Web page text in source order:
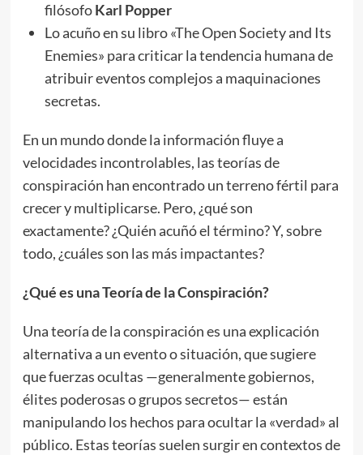
filósofoKarl Popper
Lo acuño en su libro «The Open Society and Its
Enemies» para criticar la tendencia humana de
atribuir eventos complejos a maquinaciones
secretas.
En un mundo donde la información fluye a
velocidades incontrolables, las teorías de
conspiración han encontrado un terreno fértil para
crecer y multiplicarse. Pero, ¿qué son
exactamente? ¿Quién acuñó el término? Y, sobre
todo, ¿cuáles son las más impactantes?
¿Qué es una Teoría de la Conspiración?
Una teoría de la conspiración es una explicación
alternativa a un evento o situación, que sugiere
que fuerzas ocultas —generalmente gobiernos,
élites poderosas o grupos secretos— están
manipulando los hechos para ocultar la «verdad» al
público. Estas teorías suelen surgir en contextos de